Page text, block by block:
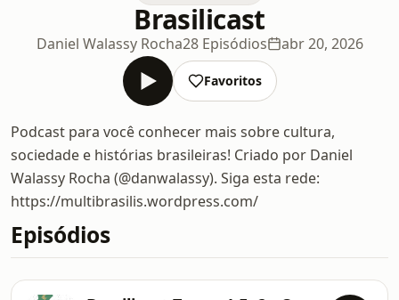
Brasilicast
Daniel Walassy Rocha28 Episódios abr 20, 2026
Favoritos
Podcast para você conhecer mais sobre cultura,
sociedade e histórias brasileiras! Criado por Daniel
Walassy Rocha (@danwalassy). Siga esta rede:
https://multibrasilis.wordpress.com/
Episódios